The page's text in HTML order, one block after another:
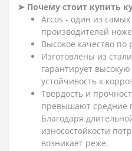
➤ Почему стоит купить
Arcos - один из
производителей
Высокое качество по
Изготовлены из
гарантирует
устойчивость к
Твердость и
превышают средние
Благодаря
износостойкости
возникает реже.